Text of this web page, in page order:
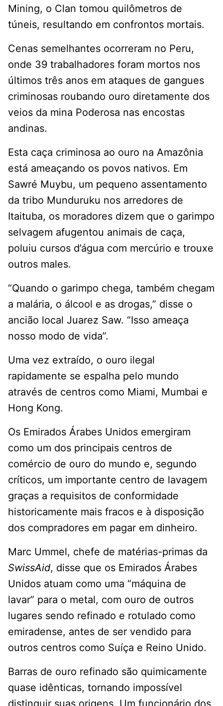
Mining, o Clan tomou quilômetros de
túneis, resultando em confrontos mortais.
Cenas semelhantes ocorreram no Peru,
onde 39 trabalhadores foram mortos nos
últimos três anos em ataques de gangues
criminosas roubando ouro diretamente dos
veios da mina Poderosa nas encostas
andinas.
Esta caça criminosa ao ouro na Amazônia
está ameaçando os povos nativos. Em
Sawré Muybu, um pequeno assentamento
da tribo Munduruku nos arredores de
Itaituba, os moradores dizem que o garimpo
selvagem afugentou animais de caça,
poluiu cursos d’água com mercúrio e trouxe
outros males.
“Quando o garimpo chega, também chegam
a malária, o álcool e as drogas,” disse o
ancião local Juarez Saw. “Isso ameaça
nosso modo de vida”.
Uma vez extraído, o ouro ilegal
rapidamente se espalha pelo mundo
através de centros como Miami, Mumbai e
Hong Kong.
Os Emirados Árabes Unidos emergiram
como um dos principais centros de
comércio de ouro do mundo e, segundo
críticos, um importante centro de lavagem
graças a requisitos de conformidade
historicamente mais fracos e à disposição
dos compradores em pagar em dinheiro.
Marc Ummel, chefe de matérias-primas da
SwissAid, disse que os Emirados Árabes
Unidos atuam como uma “máquina de
lavar” para o metal, com ouro de outros
lugares sendo refinado e rotulado como
emiradense, antes de ser vendido para
outros centros como Suíça e Reino Unido.
Barras de ouro refinado são quimicamente
quase idênticas, tornando impossível
distinguir suas origens. Um funcionário dos